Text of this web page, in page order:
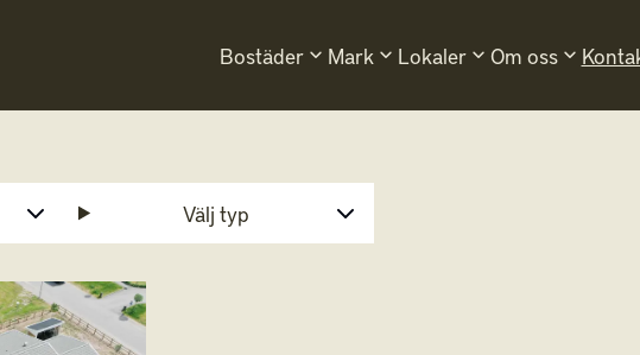
Bostäderkeyboard_arrow_down Mark keyboard_arrow_down Lokalerkeyboard_arrow_down Om osskeyboard_arrow_down
Välj typ